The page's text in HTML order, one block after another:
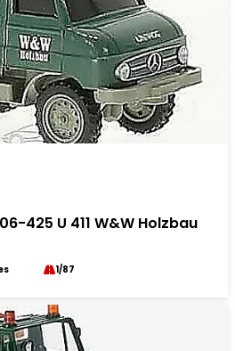
425 U 411 W&W Holzbau
1/87